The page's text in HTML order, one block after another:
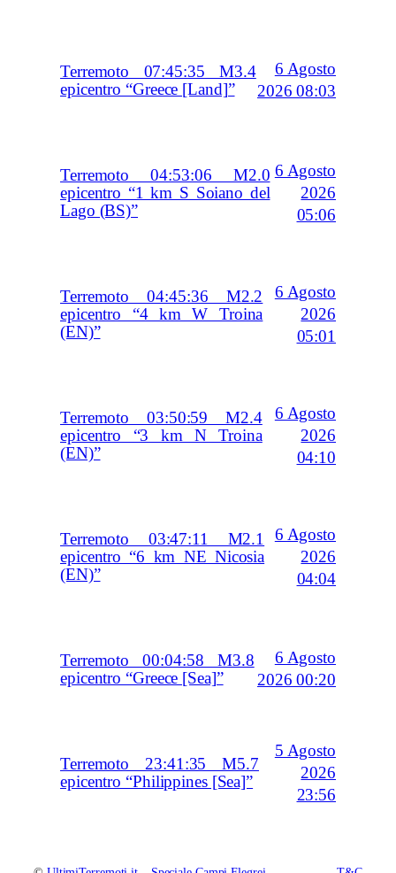
Terremoto 07:45:35 M3.4
epicentro “Greece [Land]”
6 Agosto
2026 08:03
Terremoto 04:53:06 M2.0
epicentro “1 km S Soiano del
Lago (BS)”
6 Agosto
2026
05:06
Terremoto 04:45:36 M2.2
epicentro “4 km W Troina
(EN)”
6 Agosto
2026
05:01
Terremoto 03:50:59 M2.4
epicentro “3 km N Troina
(EN)”
6 Agosto
2026
04:10
Terremoto 03:47:11 M2.1
epicentro “6 km NE Nicosia
(EN)”
6 Agosto
2026
04:04
Terremoto 00:04:58 M3.8
epicentro “Greece [Sea]”
6 Agosto
2026 00:20
Terremoto 23:41:35 M5.7
epicentro “Philippines [Sea]”
5 Agosto
2026
23:56